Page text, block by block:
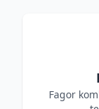
Fagor